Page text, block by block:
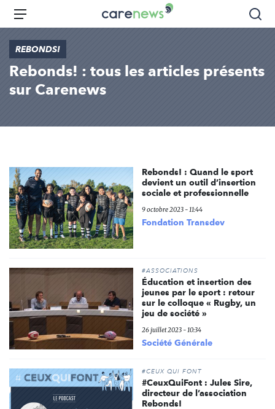
Aller
principal
Carenews,
Le
acteurs
l'engagement
Menu
REBONDS!
Rebonds! : tous les articles présents
sur Carenews
Rebonds! : Quand le sport
devient un outil d’insertion
sociale et professionnelle
9 octobre 2023 - 11:44
Fondation Transdev
#ASSOCIATIONS
Éducation et insertion des
jeunes par le sport : retour
sur le colloque « Rugby, un
jeu de société »
26 juillet 2023 - 10:34
Société Générale
#CEUX QUI FONT
#CeuxQuiFont : Jules Sire,
directeur de l’association
Rebonds!